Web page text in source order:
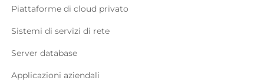
Piattaforme di cloud privato
Sistemi di servizi di rete
Server database
Applicazioni aziendali